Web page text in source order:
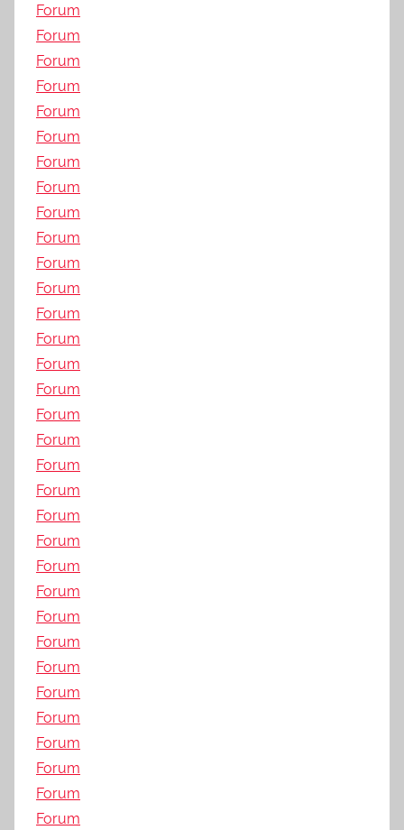
Forum
Forum
Forum
Forum
Forum
Forum
Forum
Forum
Forum
Forum
Forum
Forum
Forum
Forum
Forum
Forum
Forum
Forum
Forum
Forum
Forum
Forum
Forum
Forum
Forum
Forum
Forum
Forum
Forum
Forum
Forum
Forum
Forum